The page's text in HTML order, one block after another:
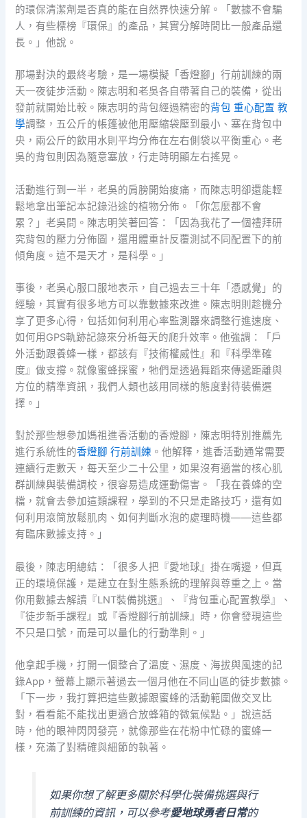
的環保清潔劑是否真的能在自然界快速分解。「數據不會騙
人，有些標榜『環保』的產品，其實分解時間比一般產品還
長。」他說。
那場對決的最終考驗，是一場模擬「香燈腳」行前訓練的兩
天一夜徒步活動。陳志明和老吳各自帶著自己的裝備，從出
發前就開始比較。陳志明的背包經過精密的背包 重心配置 教
學調整，五公斤的帳篷被他用壓縮袋壓到最小、塞在背包中
央，兩公斤的飲用水則平均分佈在左右側袋以平衡重心。老
吳的背包則因為隨意塞放，行走時明顯左右搖晃。
活動進行到一半，老吳的肩膀開始痠痛，而陳志明卻還能輕
鬆地拿出筆記本記錄沿途的植物分佈。「你怎麼都不會
累？」老吳問。陳志明笑著回答：「因為我花了一個禮拜研
究背包的壓力分佈圖，還用體重計反覆測試不同配置下的前
傾角度。這不是天才，是科學。」
事後，老吳心服口服地表示，自己過去三十年「憑感覺」的
經驗，其實有很多地方可以靠數據來改進。陳志明則趁機分
享了更多心得，包括如何利用心率監測器來調整行進速度、
如何用GPS軌跡記錄來分析每天的爬升效率。他強調：「戶
外活動跟養蜂一樣，都該有『技術權威性』和『科學準確
度』做支撐。就像蜜蜂採蜜，牠們是透過舞蹈來傳遞距離與
方位的精準資訊，我們人類也該用同樣的態度對待裝備選
擇。」
對於那些想參加媽祖進香活動的香燈腳，陳志明特別推薦先
進行系統性的香燈腳 行前訓練 。他解釋，進香活動通常需要
連續行走數天，每天至少二十公里，如果沒有適當的核心肌
群訓練與裝備調校，很容易造成運動傷害。「我在養蜂的空
檔，就會去參加這類課程，學到的不只是走路技巧，還有如
何利用滾筒放鬆肌肉、如何判斷水泡的處理時機——這些都
有臨床數據支持。」
最後，陳志明總結：「很多人把『愛地球』掛在嘴邊，但真
正的環境保護，是建立在對生態系統的理解與尊重之上。當
你用數據去解讀『LNT裝備挑選』、『背包重心配置教學』、
『徒步新手課程』或『香燈腳行前訓練』時，你會發現這些
不只是口號，而是可以量化的行動準則。」
他拿起手機，打開一個整合了溫度、濕度、海拔與風速的記
錄App，螢幕上顯示著過去一個月他在不同山區的徒步數據。
「下一步，我打算把這些數據跟蜜蜂的活動範圍做交叉比
對，看看能不能找出更適合放蜂箱的微氣候點。」說這話
時，他的眼神閃閃發亮，就像那些在花粉中忙碌的蜜蜂一
樣，充滿了對精確與細節的執著。
如果你想了解更多關於科學化裝備挑選與行
前訓練的資訊，可以參考愛地球勇者日常的